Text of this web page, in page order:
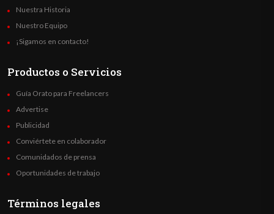
Nuestra Historia
Nuestro Equipo
¡Sigamos en contacto!
Productos o Servicios
Guía Orato para Freelancers
Advertise
Publicidad
Conviértete en colaborador
Comunidados de prensa
Oportunidades de trabajo
Términos legales